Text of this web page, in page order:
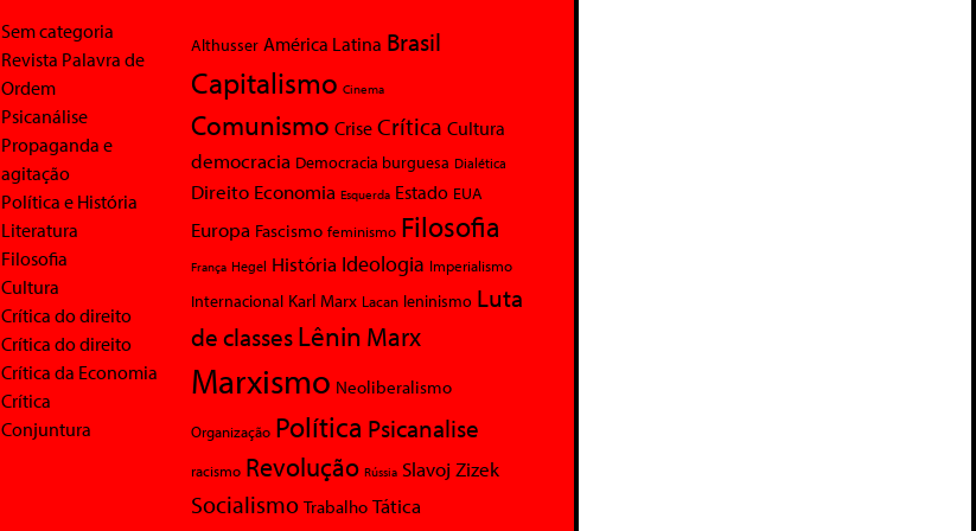
Sem categoria
Revista Palavra de
Ordem
Psicanálise
Propaganda e
agitação
Política e História
Literatura
Filosofia
Cultura
Crítica do direito
Crítica do direito
Crítica da Economia
Crítica
Conjuntura
Althusser América Latina Brasil
Capitalismo Cinema
Comunismo Crise Crítica Cultura
democracia Democracia burguesa Dialética
Direito Economia Esquerda Estado EUA
Europa Fascismo feminismo Filosofia
França Hegel História Ideologia Imperialismo
Internacional Karl Marx Lacan leninismo Luta
de classesLênin Marx
Marxismo Neoliberalismo
Organização Política Psicanalise
racismo Revolução Rússia Slavoj Zizek
Socialismo Trabalho Tática